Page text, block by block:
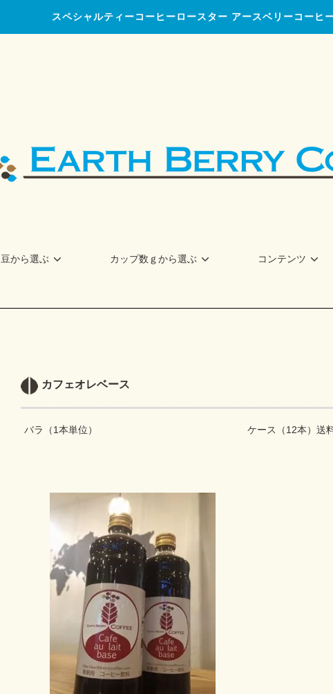
スペシャルティーコーヒーロースター アースベリーコーヒ
豆から選ぶ カップ数ｇから選ぶ コンテンツ
カフェオレベース
バラ（1本単位） ケース（12本）送